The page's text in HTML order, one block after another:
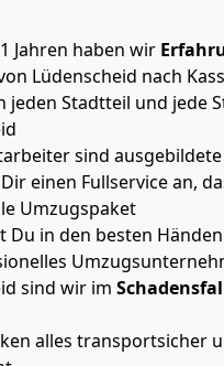
Jahren haben wir
Lüdenscheid nach
jeden Stadtteil und jede
sind
einen Fullservice an,
Umzugspaket
Du in den besten Händen
sind wir im
alles transportsicher